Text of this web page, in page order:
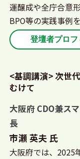
運醸成や全庁合意
BPO等の実践事例
登壇者プロ
系・内部系シス
の最適化を推進
て、BPR・標準
リューション
着までを一貫し
献。
<基調講演> 次世
むけて
大阪府 CDO兼ス
長
市瀬 英夫 氏
大阪府では、2025